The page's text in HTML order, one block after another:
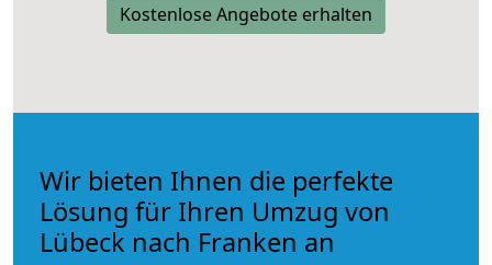
Kostenlose Angebote erhalten
Wir bieten Ihnen die perfekte
Lösung für Ihren Umzug von
Lübeck nach Franken an